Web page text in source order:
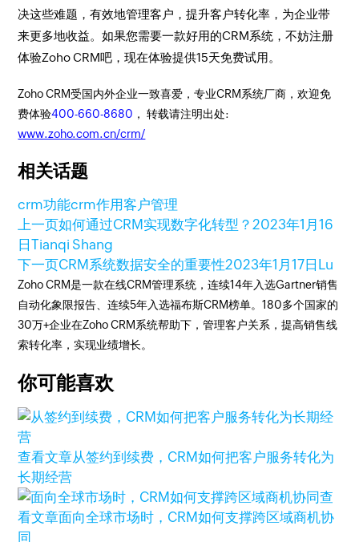
决这些难题，有效地管理客户，提升客户转化率，为企业带
来更多地收益。如果您需要一款好用的CRM系统，不妨注册
体验Zoho CRM吧，现在体验提供15天免费试用。
Zoho CRM受国内外企业一致喜爱，专业CRM系统厂商，欢迎免
费体验400-660-8680 ， 转载请注明出处:
www.zoho.com.cn/crm/
相关话题
crm功能crm作用客户管理
上一页如何通过CRM实现数字化转型？2023年1月16
日Tianqi Shang
下一页CRM系统数据安全的重要性2023年1月17日 Lu
Zoho CRM是一款在线CRM管理系统，连续14年入选Gartner销售
自动化象限报告、连续5年入选福布斯CRM榜单。180多个国家的
30万+企业在Zoho CRM系统帮助下，管理客户关系，提高销售线
索转化率，实现业绩增长。
你可能喜欢
查看文章从签约到续费，CRM如何把客户服务转化为
长期经营
查
看文章面向全球市场时，CRM如何支撑跨区域商机协
同